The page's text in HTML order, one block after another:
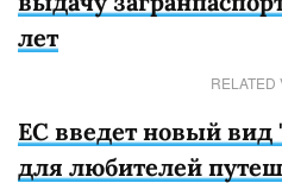
лет
RELATED
ЕС введет новый
для любителей